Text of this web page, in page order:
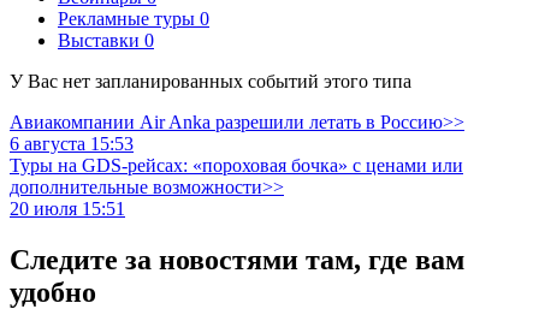
Рекламные туры 0
Выставки 0
У Вас нет запланированных событий этого типа
Авиакомпании Air Anka разрешили летать в Россию>>
6 августа 15:53
Туры на GDS-рейсах: «пороховая бочка» с ценами или
дополнительные возможности>>
20 июля 15:51
Следите за новостями там, где вам
удобно